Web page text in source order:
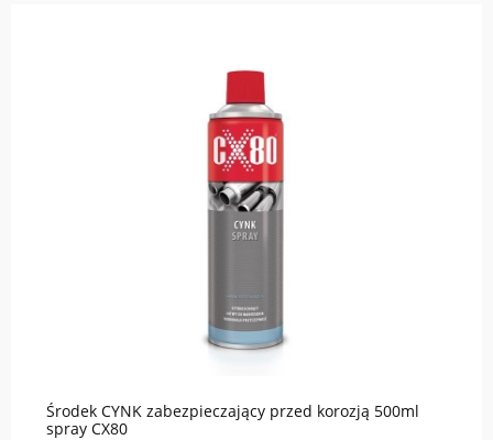
Środek CYNK zabezpieczający przed korozją 500ml
spray CX80